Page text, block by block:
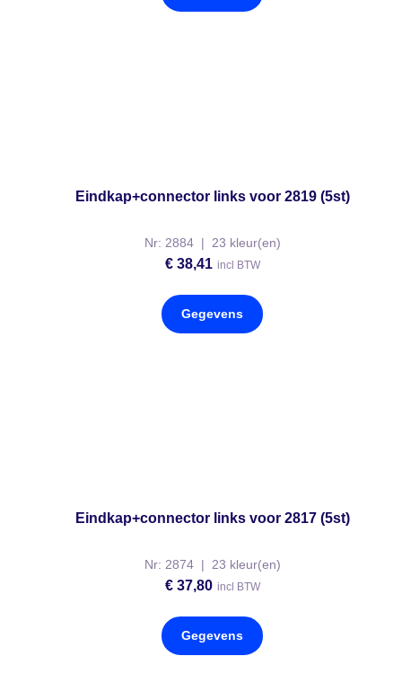
Eindkap+connector links voor 2819 (5st)
Nr: 2884 | 23 kleur(en)
€38,41 incl BTW
Gegevens
Eindkap+connector links voor 2817 (5st)
Nr: 2874 | 23 kleur(en)
€37,80 incl BTW
Gegevens